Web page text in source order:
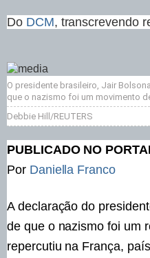
Do DCM, transcrevendo
O presidente brasileiro, Jair
que o nazismo foi um movimento
Debbie Hill/REUTERS
PUBLICADO NO
Por Daniella Franco
A declaração do
de que o nazismo foi um
repercutiu na França,